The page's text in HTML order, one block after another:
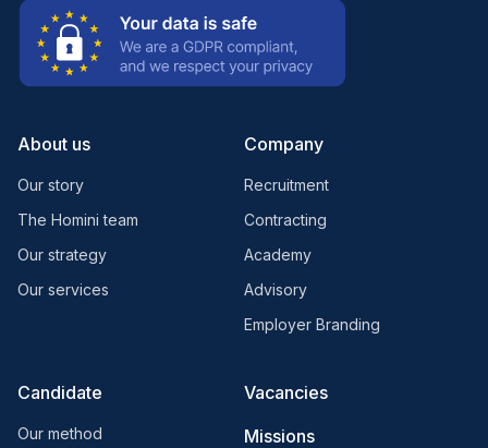
About us
Our story
The Homini team
Our strategy
Our services
Company
Recruitment
Contracting
Academy
Advisory
Employer Branding
Candidate
Our method
Vacancies
Missions